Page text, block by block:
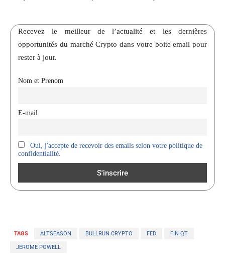
Recevez le meilleur de l’actualité et les dernières
opportunités du marché Crypto dans votre boite email pour
rester à jour.
Nom et Prenom
E-mail
Oui, j'accepte de recevoir des emails selon votre politique de
confidentialité.
TAGS ALTSEASON BULLRUN CRYPTO FED FIN QT
JEROME POWELL